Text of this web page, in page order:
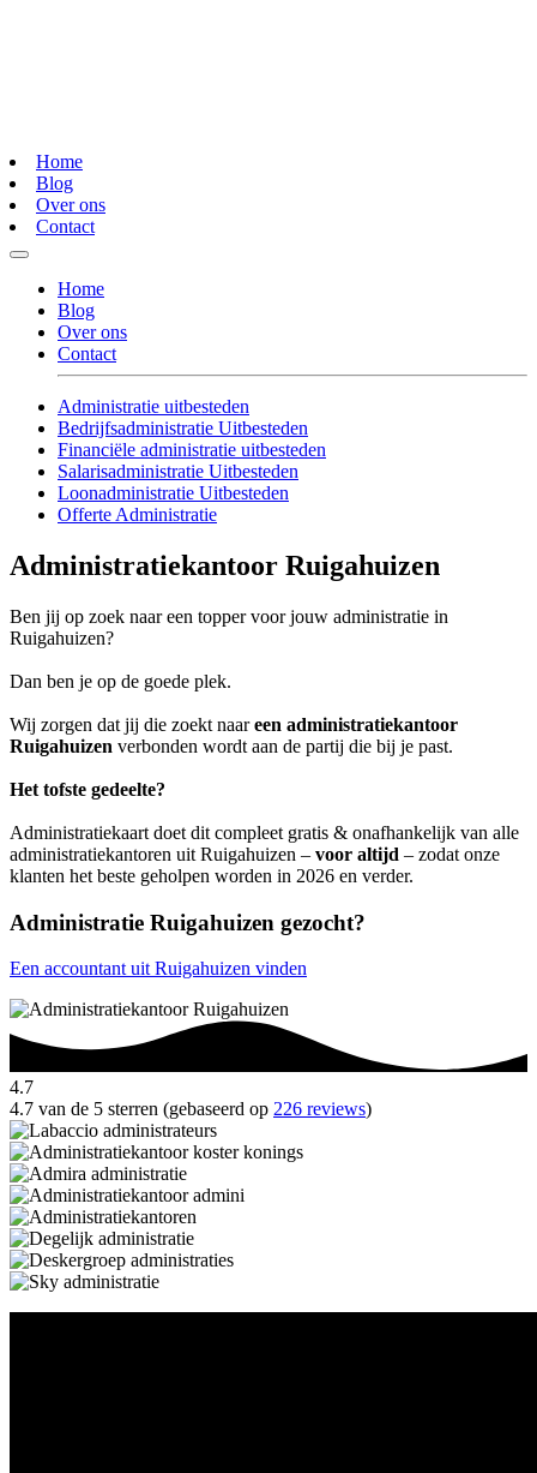
Home
Blog
Over ons
Contact
Home
Blog
Over ons
Contact
Administratie uitbesteden
Bedrijfsadministratie Uitbesteden
Financiële administratie uitbesteden
Salarisadministratie Uitbesteden
Loonadministratie Uitbesteden
Offerte Administratie
Administratiekantoor Ruigahuizen
Ben jij op zoek naar een topper voor jouw administratie in
Ruigahuizen?
Dan ben je op de goede plek.
Wij zorgen dat jij die zoekt naareen administratiekantoor
Ruigahuizen verbonden wordt aan de partij die bij je past.
Het tofste gedeelte?
Administratiekaart doet dit compleet gratis & onafhankelijk van alle
administratiekantoren uit Ruigahuizen – voor altijd – zodat onze
klanten het beste geholpen worden in 2026 en verder.
Administratie Ruigahuizen gezocht?
Een accountant uit Ruigahuizen vinden
4.7
4.7 van de 5 sterren (gebaseerd op 226 reviews)